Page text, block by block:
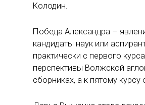
Колодин.
Победа Александра –
кандидаты наук или
практически с первого
перспективы Волжской
сборниках, а к пятому